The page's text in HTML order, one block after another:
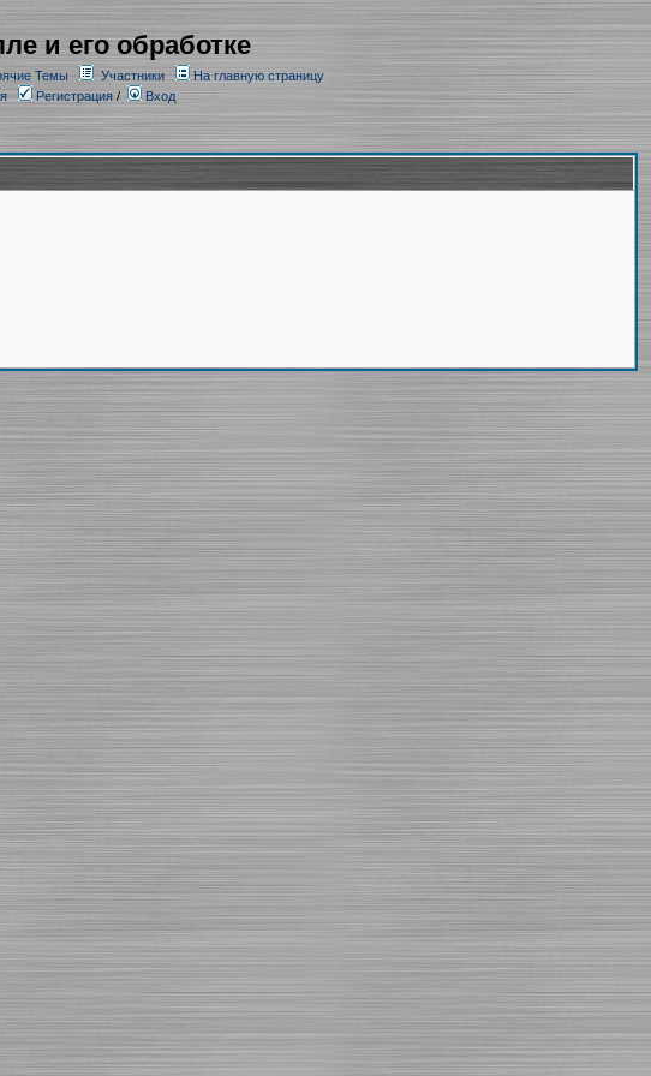
и его обработке
Темы Участники
На главную страницу
Регистрация/ Вход